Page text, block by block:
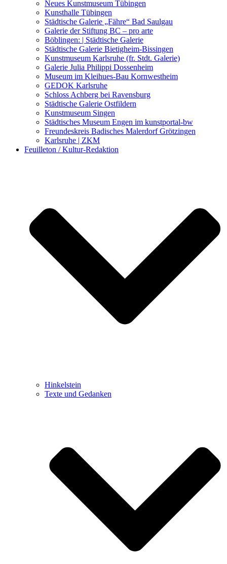
Kunstwettbewerbe, Ausschreibungen für Künstler
Neues Kunstmuseum Tübingen
Kunsthalle Tübingen
Städtische Galerie „Fähre“ Bad Saulgau
Galerie der Stiftung BC – pro arte
Böblingen: | Städtische Galerie
Städtische Galerie Bietigheim-Bissingen
Kunstmuseum Karlsruhe (fr. Stdt. Galerie)
Galerie Julia Philippi Dossenheim
Museum im Kleihues-Bau Kornwestheim
GEDOK Karlsruhe
Schloss Achberg bei Ravensburg
Städtische Galerie Ostfildern
Kunstmuseum Singen
Städtisches Museum Engen im kunstportal-bw
Freundeskreis Badisches Malerdorf Grötzingen
Karlsruhe | ZKM
Feuilleton / Kultur-Redaktion
Hinkelstein
Texte und Gedanken